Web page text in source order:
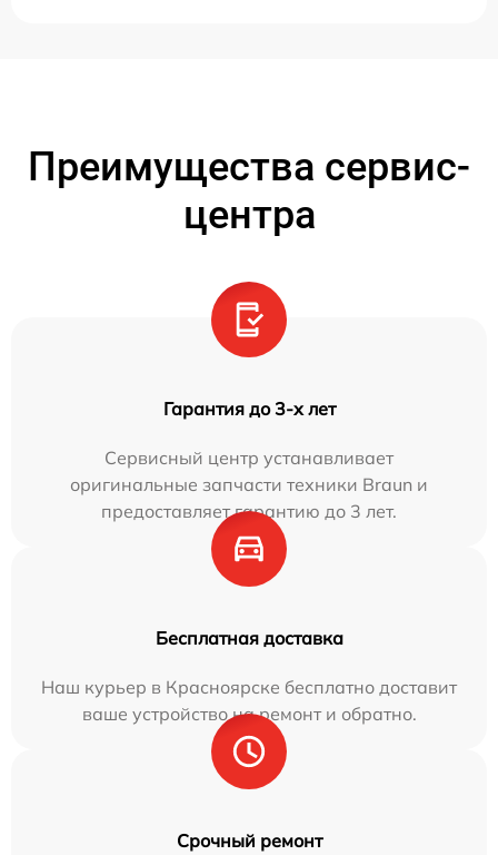
Преимущества сервис-
центра
Гарантия до 3-х лет
Сервисный центр устанавливает
оригинальные запчасти техники Braun и
предоставляет гарантию до 3 лет.
Бесплатная доставка
Наш курьер в Красноярске бесплатно доставит
ваше устройство на ремонт и обратно.
Срочный ремонт